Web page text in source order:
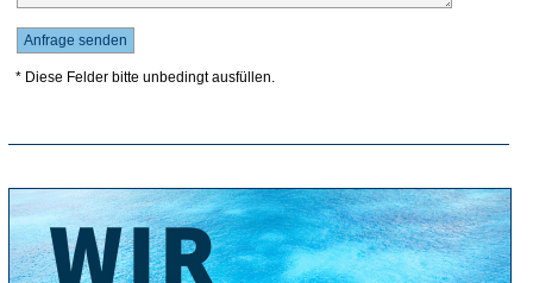
* Diese Felder bitte unbedingt ausfüllen.